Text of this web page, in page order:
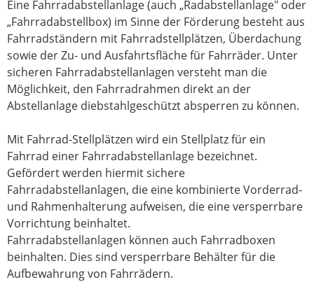
Eine Fahrradabstellanlage (auch „Radabstellanlage" oder
„Fahrradabstellbox) im Sinne der Förderung besteht aus
Fahrradständern mit Fahrradstellplätzen, Überdachung
sowie der Zu- und Ausfahrtsfläche für Fahrräder. Unter
sicheren Fahrradabstellanlagen versteht man die
Möglichkeit, den Fahrradrahmen direkt an der
Abstellanlage diebstahlgeschützt absperren zu können.
Mit Fahrrad-Stellplätzen wird ein Stellplatz für ein
Fahrrad einer Fahrradabstellanlage bezeichnet.
Gefördert werden hiermit sichere
Fahrradabstellanlagen, die eine kombinierte Vorderrad-
und Rahmenhalterung aufweisen, die eine versperrbare
Vorrichtung beinhaltet.
Fahrradabstellanlagen können auch Fahrradboxen
beinhalten. Dies sind versperrbare Behälter für die
Aufbewahrung von Fahrrädern.